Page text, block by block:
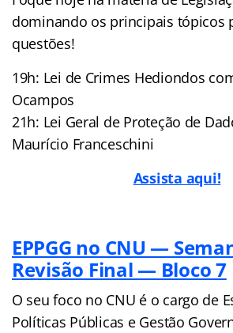
dominando os principais tópicos
questões!
19h: Lei de Crimes Hediondos
Ocampos
21h: Lei Geral de Proteção de
Maurício Franceschini
Assista aqui!
EPPGG no CNU —
Revisão Final — Bloco 7
O seu foco no CNU é o cargo de
Políticas Públicas e Gestão